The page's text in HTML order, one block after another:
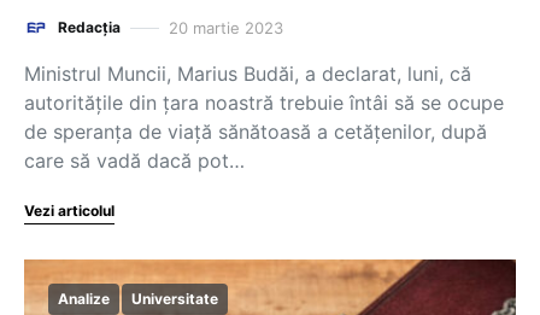
Redacția 20 martie 2023
Ministrul Muncii, Marius Budăi, a declarat, luni, că
autorităţile din ţara noastră trebuie întâi să se ocupe
de speranţa de viaţă sănătoasă a cetăţenilor, după
care să vadă dacă pot…
Vezi articolul
Analize Universitate